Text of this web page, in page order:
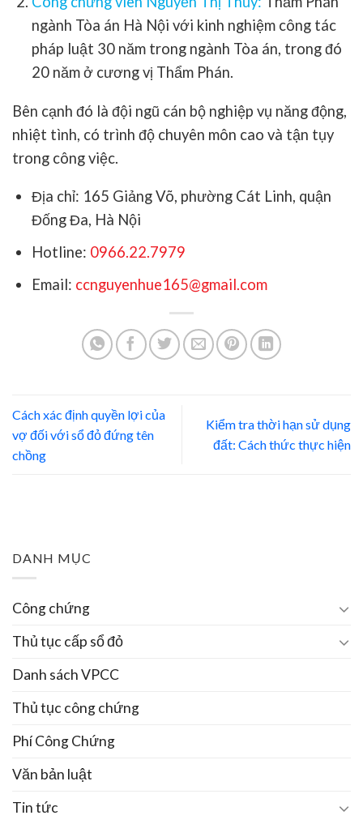
ngành Tòa án Hà Nội với kinh nghiệm công tác
pháp luật 30 năm trong ngành Tòa án, trong đó
20 năm ở cương vị Thẩm Phán.
Bên cạnh đó là đội ngũ cán bộ nghiệp vụ năng động,
nhiệt tình, có trình độ chuyên môn cao và tận tụy
trong công việc.
Địa chỉ: 165 Giảng Võ, phường Cát Linh, quận
Đống Đa, Hà Nội
Hotline: 0966.22.7979
Email: ccnguyenhue165@gmail.com
Cách xác định quyền lợi của
vợ đối với sổ đỏ đứng tên
chồng
Kiểm tra thời hạn sử dụng
đất: Cách thức thực hiện
DANH MỤC
Công chứng
Thủ tục cấp sổ đỏ
Danh sách VPCC
Thủ tục công chứng
Phí Công Chứng
Văn bản luật
Tin tức